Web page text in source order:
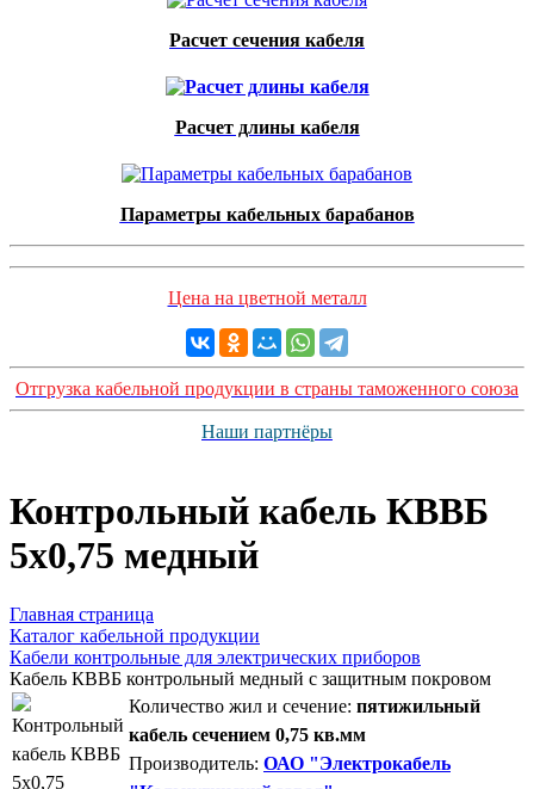
Расчет сечения кабеля
Расчет длины кабеля
Параметры кабельных барабанов
Цена на цветной металл
Отгрузка кабельной продукции в страны таможенного союза
Наши партнёры
Контрольный кабель КВВБ
5х0,75 медный
Главная страница
Каталог кабельной продукции
Кабели контрольные для электрических приборов
Кабель КВВБ контрольный медный с защитным покровом
Количество жил и сечение: пятижильный
кабель сечением 0,75 кв.мм
Производитель: ОАО "Электрокабель